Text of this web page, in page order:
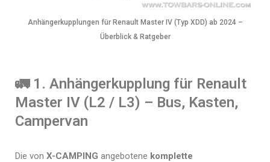
Anhängerkupplungen für Renault Master IV (Typ XDD) ab 2024 –
Überblick & Ratgeber
🚛 1. Anhängerkupplung für Renault
Master IV (L2 / L3) – Bus, Kasten,
Campervan
Die von X-CAMPING angebotene komplette